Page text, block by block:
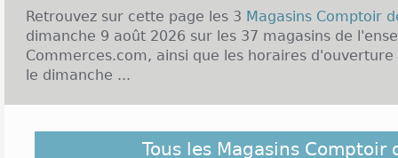
Retrouvez sur cette page les 3 Magasins Comptoir
dimanche 9 août 2026 sur les 37 magasins de
Commerces.com, ainsi que les horaires
le dimanche ...
La société Prim'Style née en 1980 dans la ville du
Tous les Magasins Comptoir